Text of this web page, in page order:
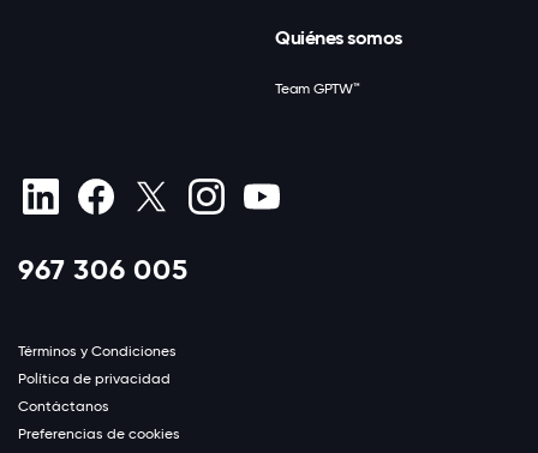
Quiénes somos
Team GPTW™
967 306 005
Términos y Condiciones
Política de privacidad
Contáctanos
Preferencias de cookies